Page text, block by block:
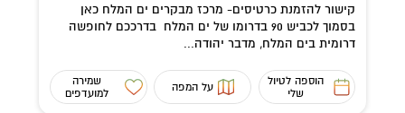
קישור להזמנת כרטיסים- מרכז מבקרים ים המלח כאן
בסמוך לכביש 90 בדרומו של ים המלח בדרככם לחופשה
דרומית בים המלח, מדבר יהודה...
הוספה לטיול
שלי
על המפה
שמירה
למועדפים